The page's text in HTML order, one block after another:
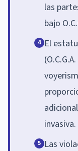
las
bajo
4 El
invasiva.
5 Las